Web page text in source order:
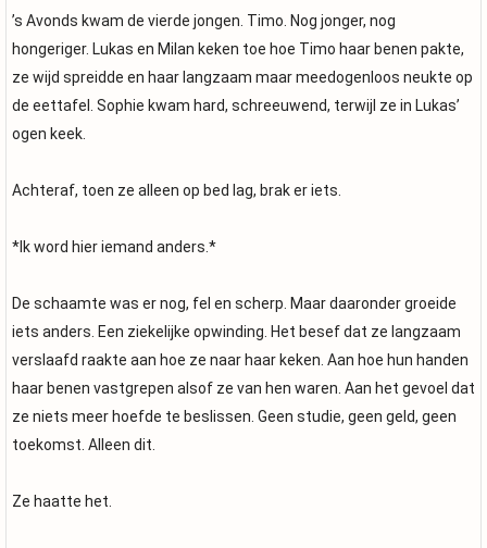
’s Avonds kwam de vierde jongen. Timo. Nog jonger, nog
hongeriger. Lukas en Milan keken toe hoe Timo haar benen pakte,
ze wijd spreidde en haar langzaam maar meedogenloos neukte op
de eettafel. Sophie kwam hard, schreeuwend, terwijl ze in Lukas’
ogen keek.
Achteraf, toen ze alleen op bed lag, brak er iets.
*Ik word hier iemand anders.*
De schaamte was er nog, fel en scherp. Maar daaronder groeide
iets anders. Een ziekelijke opwinding. Het besef dat ze langzaam
verslaafd raakte aan hoe ze naar haar keken. Aan hoe hun handen
haar benen vastgrepen alsof ze van hen waren. Aan het gevoel dat
ze niets meer hoefde te beslissen. Geen studie, geen geld, geen
toekomst. Alleen dit.
Ze haatte het.